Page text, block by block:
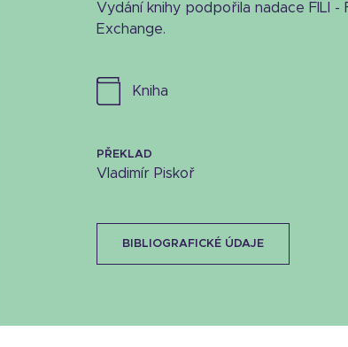
Vydání knihy podpořila nadace FILI -
Exchange.
kniha
PŘEKLAD
Vladimír Piskoř
BIBLIOGRAFICKÉ ÚDAJE